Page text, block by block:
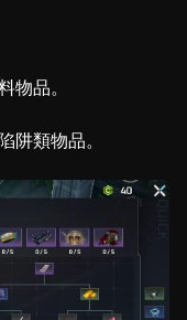
物品。
阱類物品。